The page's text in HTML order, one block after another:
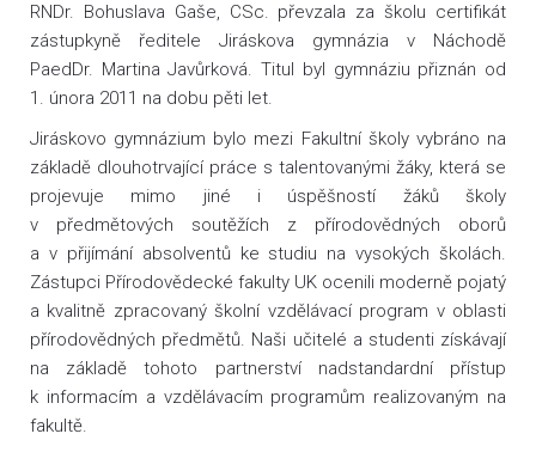
RNDr. Bohuslava Gaše, CSc. převzala za školu certifikát
zástupkyně ředitele Jiráskova gymnázia v Náchodě
PaedDr. Martina Javůrková. Titul byl gymnáziu přiznán od
1. února 2011 na dobu pěti let.
Jiráskovo gymnázium bylo mezi Fakultní školy vybráno na
základě dlouhotrvající práce s talentovanými žáky, která se
projevuje mimo jiné i úspěšností žáků školy
v předmětových soutěžích z přírodovědných oborů
a v přijímání absolventů ke studiu na vysokých školách.
Zástupci Přírodovědecké fakulty UK ocenili moderně pojatý
a kvalitně zpracovaný školní vzdělávací program v oblasti
přírodovědných předmětů. Naši učitelé a studenti získávají
na základě tohoto partnerství nadstandardní přístup
k informacím a vzdělávacím programům realizovaným na
fakultě.